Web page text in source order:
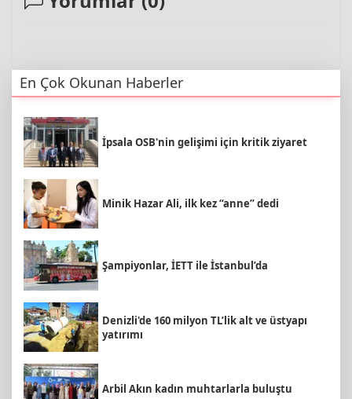
En Çok Okunan Haberler
İpsala OSB'nin gelişimi için kritik ziyaret
Minik Hazar Ali, ilk kez “anne” dedi
Şampiyonlar, İETT ile İstanbul’da
Denizli'de 160 milyon TL’lik alt ve üstyapı
yatırımı
Arbil Akın kadın muhtarlarla buluştu